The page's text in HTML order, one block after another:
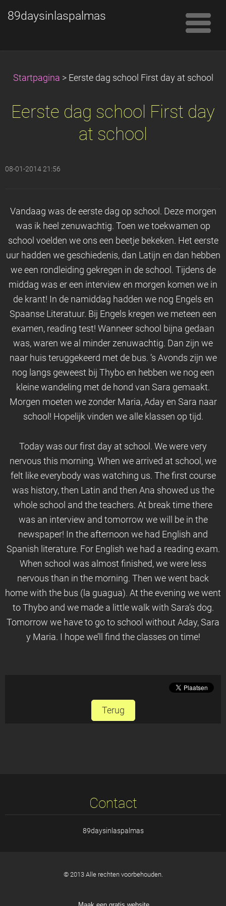
89daysinlaspalmas
Startpagina > Eerste dag school First day at school
Eerste dag school First day
at school
08-01-2014 21:56
Vandaag was de eerste dag op school. Deze morgen
was ik heel zenuwachtig. Toen we toekwamen op
school voelden we ons een beetje bekeken. Het eerste
uur hadden we geschiedenis, dan Latijn en dan hebben
we een rondleiding gekregen in de school. Tijdens de
middag was er een interview en morgen komen we in
de krant! In de namiddag hadden we nog Engels en
Spaanse Literatuur. Bij Engels kregen we meteen een
examen, reading test! Wanneer school bijna gedaan
was, waren we al minder zenuwachtig. Dan zijn we
naar huis teruggekeerd met de bus. ’s Avonds zijn we
nog langs geweest bij Thybo en hebben we nog een
kleine wandeling met de hond van Sara gemaakt.
Morgen moeten we zonder Maria, Aday en Sara naar
school! Hopelijk vinden we alle klassen op tijd.
Today was our first day at school. We were very
nervous this morning. When we arrived at school, we
felt like everybody was watching us. The first course
was history, then Latin and then Ana showed us the
whole school and the teachers. At break time there
was an interview and tomorrow we will be in the
newspaper! In the afternoon we had English and
Spanish literature. For English we had a reading exam.
When school was almost finished, we were less
nervous than in the morning. Then we went back
home with the bus (la guagua). At the evening we went
to Thybo and we made a little walk with Sara’s dog.
Tomorrow we have to go to school without Aday, Sara
y Maria. I hope we’ll find the classes on time!
Terug
Contact
89daysinlaspalmas
© 2013 Alle rechten voorbehouden.